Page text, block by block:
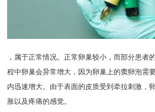
，属于正常情况。正常卵巢较小，而部分患者
程中卵巢会异常增大，因为卵巢上的窦卵泡需
内迅速增大。由于表面的皮质受到牵拉刺激，
胀以及疼痛的感觉。